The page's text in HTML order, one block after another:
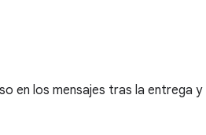
en los mensajes tras la entrega y